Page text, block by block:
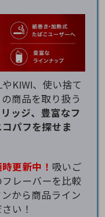
KIWI、使い捨て
商品を取り扱う
ッジ、豊富なフ
パフを探せま
更新中！ 吸いご
レーバーを比較
から商品ライン
い！